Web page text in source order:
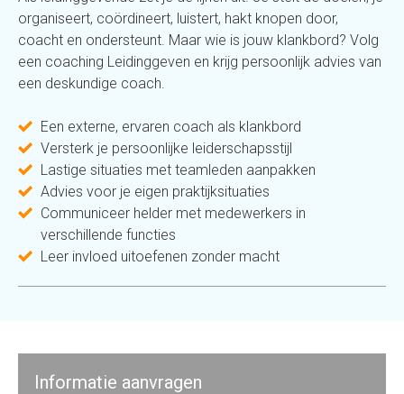
organiseert, coördineert, luistert, hakt knopen door,
coacht en ondersteunt. Maar wie is jouw klankbord? Volg
een coaching Leidinggeven en krijg persoonlijk advies van
een deskundige coach.
Een externe, ervaren coach als klankbord
Versterk je persoonlijke leiderschapsstijl
Lastige situaties met teamleden aanpakken
Advies voor je eigen praktijksituaties
Communiceer helder met medewerkers in
verschillende functies
Leer invloed uitoefenen zonder macht
Informatie aanvragen